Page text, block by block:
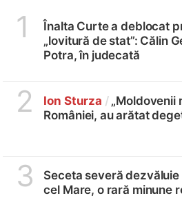
1
Înalta Curte a deblocat
„lovitură de stat”: Călin
Potra, în judecată
2 Ion Sturza /„Moldovenii
României, au arătat
3
Seceta severă
cel Mare, o rară minune